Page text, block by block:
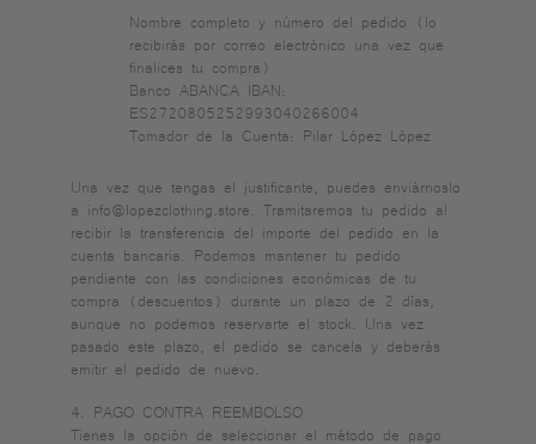
Nombre completo y número del pedido (lo
recibirás por correo electrónico una vez que
finalices tu compra)
Banco ABANCA IBAN:
ES2720805252993040266004
Tomador de la Cuenta: Pilar López López
Una vez que tengas el justificante, puedes enviárnoslo
a info@lopezclothing.store. Tramitaremos tu pedido al
recibir la transferencia del importe del pedido en la
cuenta bancaria. Podemos mantener tu pedido
pendiente con las condiciones económicas de tu
compra (descuentos) durante un plazo de 2 días,
aunque no podemos reservarte el stock. Una vez
pasado este plazo, el pedido se cancela y deberás
emitir el pedido de nuevo.
4. PAGO CONTRA REEMBOLSO
Tienes la opción de seleccionar el método de pago